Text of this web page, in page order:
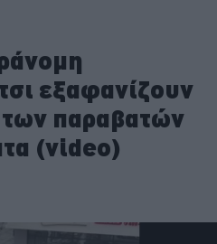
εξαφανίζουν
των παραβατών
(video)